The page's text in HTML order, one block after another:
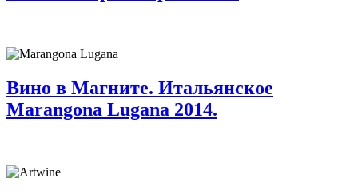
Вино в Магните. Итальянское
Marangona Lugana 2014.